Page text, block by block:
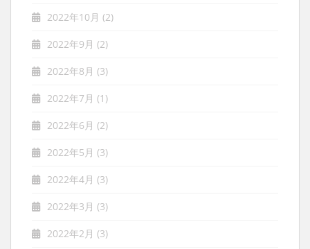
2022年10月 (2)
2022年9月 (2)
2022年8月 (3)
2022年7月 (1)
2022年6月 (2)
2022年5月 (3)
2022年4月 (3)
2022年3月 (3)
2022年2月 (3)